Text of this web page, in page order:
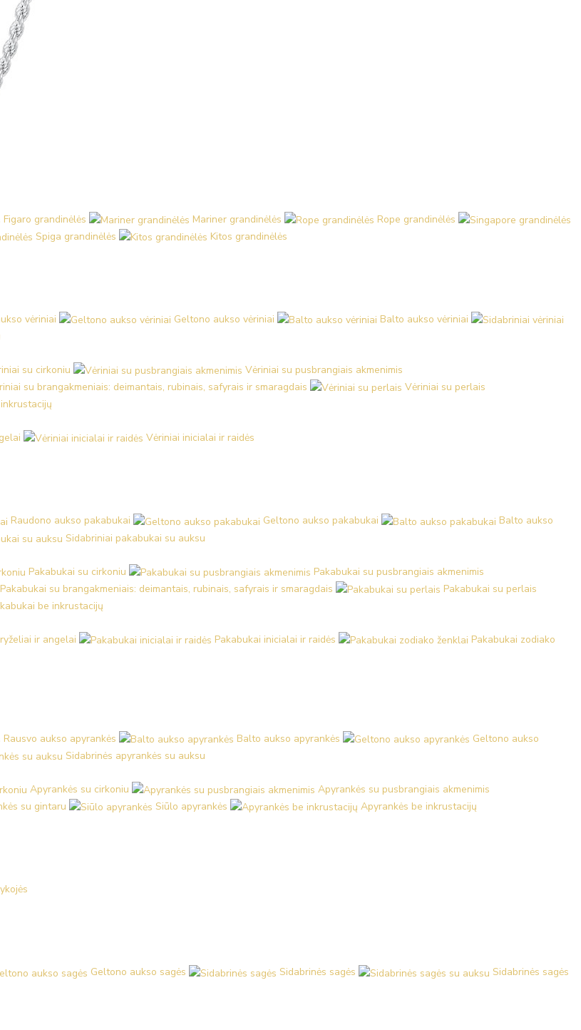
Figaro grandinėlės Mariner grandinėlės
Rope grandinėlės
Spiga grandinėlės Kitos grandinėlės
vėriniai Geltono aukso vėriniai
Balto aukso vėriniai
su cirkoniu
Vėriniai su pusbrangiais akmenimis
su brangakmeniais: deimantais, rubinais, safyrais ir smaragdais
Vėriniai su perlais
Vėriniai inicialai ir raidės
Raudono aukso pakabukai Geltono aukso pakabukai
Balto aukso
Sidabriniai pakabukai su auksu
Pakabukai su cirkoniu
Pakabukai su pusbrangiais akmenimis
Pakabukai su brangakmeniais: deimantais, rubinais, safyrais ir smaragdais
Pakabukai su perlais
be inkrustacijų
ir angelai Pakabukai inicialai ir raidės
Pakabukai zodiako
Rausvo aukso apyrankės Balto aukso apyrankės
Geltono aukso
Sidabrinės apyrankės su auksu
Apyrankės su cirkoniu
Apyrankės su pusbrangiais akmenimis
su gintaru Siūlo apyrankės Apyrankės be inkrustacijų
Geltono aukso sagės Sidabrinės sagės
Sidabrinės sagės